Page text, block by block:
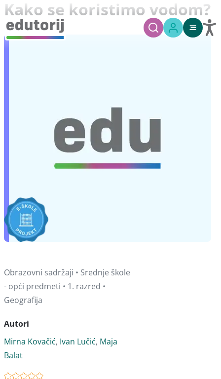
Kako se koristimo vodom?
Obrazovni sadržaji • Srednje škole
- opći predmeti • 1. razred •
Geografija
Autori
Mirna Kovačić, Ivan Lučić, Maja
Balat